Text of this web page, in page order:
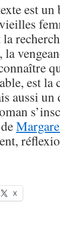
est
est la
aussi
X